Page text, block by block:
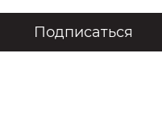
Подписаться